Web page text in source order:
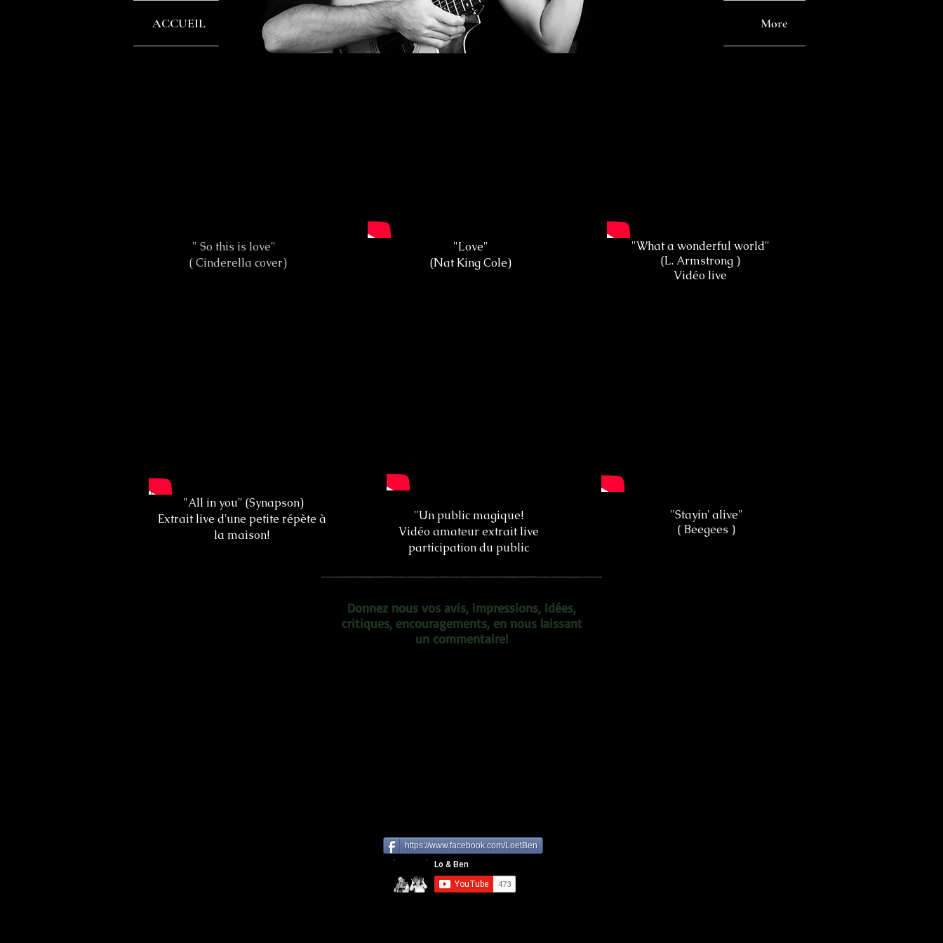
ACCUEIL INFOS VIDEOS AUDIOS PHOTOS AGENDA More
" So this is love"
( Cinderella cover)
"Love"
(Nat King Cole)
"What a wonderful world"
(L. Armstrong )
Vidéo live
"All in you" (Synapson)
Extrait live d'une petite répète à
la maison!
"Un public magique!
Vidéo amateur extrait live
participation du public
"Stayin' alive"
( Beegees )
Donnez nous vos avis, impressions, idées,
critiques, encouragements, en nous laissant
un commentaire!
https://www.facebook.com/LoetBen